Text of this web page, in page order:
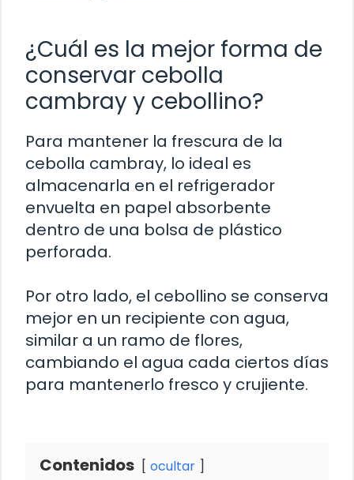
¿Cuál es la mejor forma de
conservar cebolla
cambray y cebollino?
Para mantener la frescura de la
cebolla cambray, lo ideal es
almacenarla en el refrigerador
envuelta en papel absorbente
dentro de una bolsa de plástico
perforada.
Por otro lado, el cebollino se conserva
mejor en un recipiente con agua,
similar a un ramo de flores,
cambiando el agua cada ciertos días
para mantenerlo fresco y crujiente.
Contenidos ocultar